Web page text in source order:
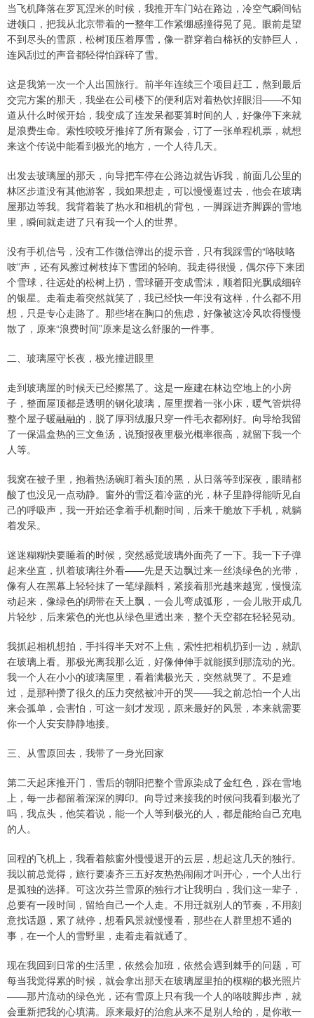
当飞机降落在罗瓦涅米的时候，我推开车门站在路边，冷空气瞬间钻
进领口，把我从北京带着的一整年工作紧绷感撞得晃了晃。眼前是望
不到尽头的雪原，松树顶压着厚雪，像一群穿着白棉袄的安静巨人，
连风刮过的声音都轻得怕踩碎了雪。
这是我第一次一个人出国旅行。前半年连续三个项目赶工，熬到最后
交完方案的那天，我坐在公司楼下的便利店对着热饮掉眼泪——不知
道从什么时候开始，我变成了连发呆都要算时间的人，好像停下来就
是浪费生命。索性咬咬牙推掉了所有聚会，订了一张单程机票，就想
来这个传说中能看到极光的地方，一个人待几天。
出发去玻璃屋的那天，向导把车停在公路边就告诉我，前面几公里的
林区步道没有其他游客，我如果想走，可以慢慢逛过去，他会在玻璃
屋那边等我。我背着装了热水和相机的背包，一脚踩进齐脚踝的雪地
里，瞬间就走进了只有我一个人的世界。
没有手机信号，没有工作微信弹出的提示音，只有我踩雪的“咯吱咯
吱”声，还有风擦过树枝掉下雪团的轻响。我走得很慢，偶尔停下来团
个雪球，往远处的松树上扔，雪球砸开变成雪沫，顺着阳光飘成细碎
的银星。走着走着突然就笑了，我已经快一年没有这样，什么都不用
想，只是专心走路了。那些堵在胸口的焦虑，好像被这冷风吹得慢慢
散了，原来“浪费时间”原来是这么舒服的一件事。
二、玻璃屋守长夜，极光撞进眼里
走到玻璃屋的时候天已经擦黑了。这是一座建在林边空地上的小房
子，整面屋顶都是透明的钢化玻璃，屋里摆着一张小床，暖气管烘得
整个屋子暖融融的，脱了厚羽绒服只穿一件毛衣都刚好。向导给我留
了一保温盒热的三文鱼汤，说预报夜里极光概率很高，就留下我一个
人等。
我窝在被子里，抱着热汤碗盯着头顶的黑，从日落等到深夜，眼睛都
酸了也没见一点动静。窗外的雪泛着冷蓝的光，林子里静得能听见自
己的呼吸声，我一开始还拿着手机翻时间，后来干脆放下手机，就躺
着发呆。
迷迷糊糊快要睡着的时候，突然感觉玻璃外面亮了一下。我一下子弹
起来坐直，扒着玻璃往外看——先是天边飘过来一丝淡绿色的光带，
像有人在黑幕上轻轻抹了一笔绿颜料，紧接着那光越来越宽，慢慢流
动起来，像绿色的绸带在天上飘，一会儿弯成弧形，一会儿散开成几
片轻纱，后来紫色的光也从绿色里透出来，整个天空都在轻轻晃动。
我抓起相机想拍，手抖得半天对不上焦，索性把相机扔到一边，就趴
在玻璃上看。那极光离我那么近，好像伸伸手就能摸到那流动的光。
我一个人在小小的玻璃屋里，看着满极光天，突然就哭了。不是难
过，是那种攒了很久的压力突然被冲开的哭——我之前总怕一个人出
来会孤单，会害怕，可这一刻才发现，原来最好的风景，本来就需要
你一个人安安静静地接。
三、从雪原回去，我带了一身光回家
第二天起床推开门，雪后的朝阳把整个雪原染成了金红色，踩在雪地
上，每一步都留着深深的脚印。向导过来接我的时候问我看到极光了
吗，我点头，他笑着说，能一个人等到极光的人，都是能给自己充电
的人。
回程的飞机上，我看着舷窗外慢慢退开的云层，想起这几天的独行。
我以前总觉得，旅行要凑齐三五好友热热闹闹才叫开心，一个人出行
是孤独的选择。可这次芬兰雪原的独行才让我明白，我们这一辈子，
总要有一段时间，留给自己一个人走。不用迁就别人的节奏，不用刻
意找话题，累了就停，想看风景就慢慢看，那些在人群里想不通的
事，在一个人的雪野里，走着走着就通了。
现在我回到日常的生活里，依然会加班，依然会遇到棘手的问题，可
每当我觉得累的时候，就会拿出那天在玻璃屋里拍的模糊的极光照片
——那片流动的绿色光，还有雪原上只有我一个人的咯吱脚步声，就
会重新把我的心填满。原来最好的治愈从来不是别人给的，是你敢一